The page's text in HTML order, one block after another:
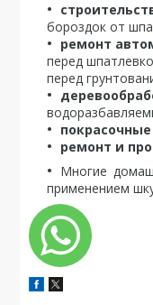
бороздок от
ремонт
перед
перед
ремонт и
Многие
применением